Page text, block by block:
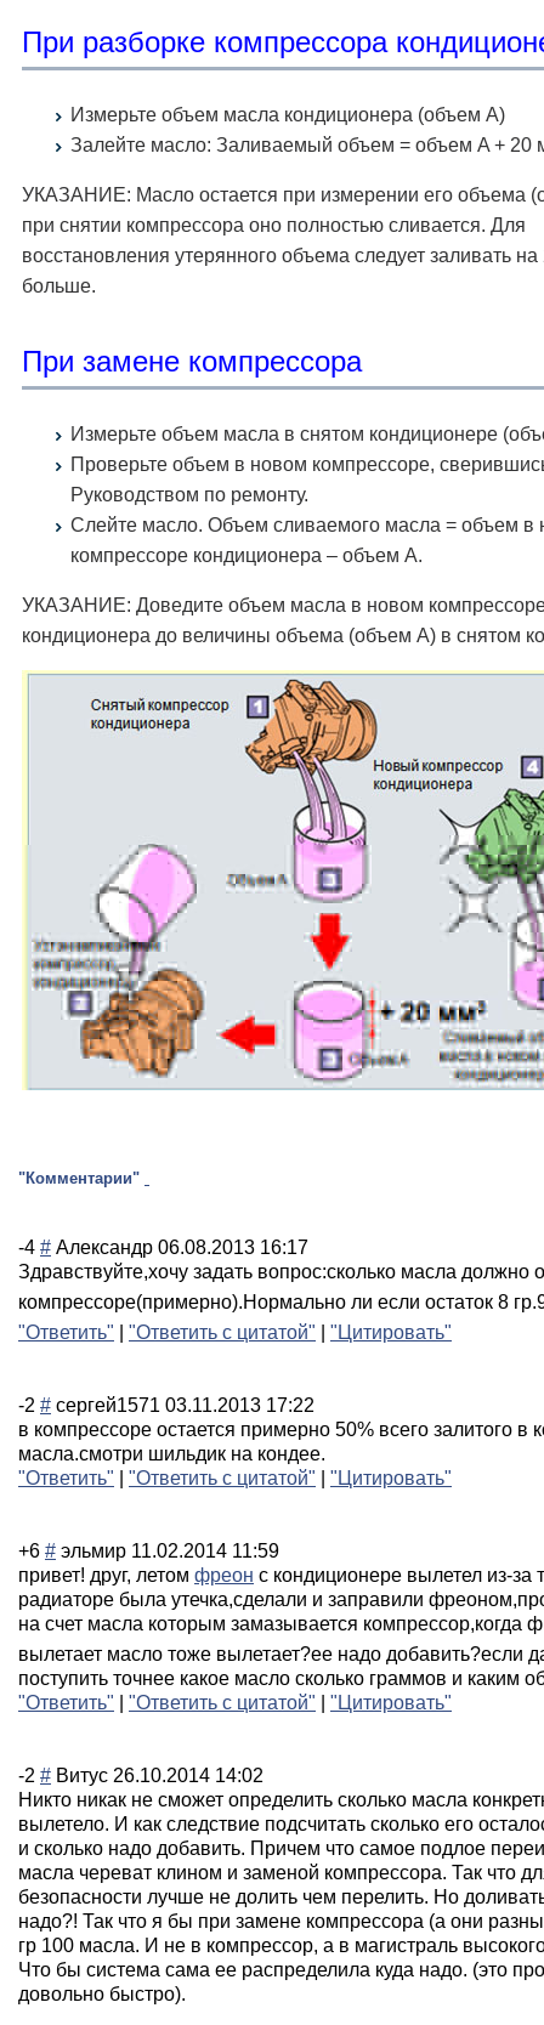
При разборке компрессора
Измерьте объем масла кондиционера (объем A)
Залейте масло: Заливаемый объем = объем A + 20
УКАЗАНИЕ: Масло остается при измерении его объема
при снятии компрессора оно полностью сливается. Для
восстановления утерянного объема следует заливать
больше.
При замене компрессора
Измерьте объем масла в снятом кондиционере
Проверьте объем в новом компрессоре,
Руководством по ремонту.
Слейте масло. Объем сливаемого масла = объем в
компрессоре кондиционера – объем A.
УКАЗАНИЕ: Доведите объем масла в новом
кондиционера до величины объема (объем А) в снятом
"Комментарии"
-4 # Александр 06.08.2013 16:17
Здравствуйте,хочу задать вопрос:сколько масла должно
компрессоре(примерно).Нормально ли если остаток 8
"Ответить"
"Ответить с цитатой" "Цитировать"
-2 # сергей1571 03.11.2013 17:22
в компрессоре остается примерно 50% всего залитого в
масла.смотри шильдик на кондее.
"Ответить"
"Ответить с цитатой" "Цитировать"
+6 # эльмир 11.02.2014 11:59
привет! друг, летом фреон с кондиционере вылетел из-за
радиаторе была утечка,сделали и заправили
на счет масла которым замазывается компрессор,когда
вылетает масло тоже вылетает?ее надо добавить?если
поступить точнее какое масло сколько граммов и каким
"Ответить"
"Ответить с цитатой" "Цитировать"
-2 # Витус 26.10.2014 14:02
Никто никак не сможет определить сколько масла
вылетело. И как следствие подсчитать сколько его
и сколько надо добавить. Причем что самое подлое
масла череват клином и заменой компрессора. Так что
безопасности лучше не долить чем перелить. Но
надо?! Так что я бы при замене компрессора (а они
гр 100 масла. И не в компрессор, а в магистраль
Что бы система сама ее распределила куда надо. (это
довольно быстро).